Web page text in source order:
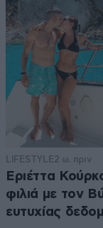
LIFESTYLE 2 ω. πριν
Εριέττα
φιλιά με τον
ευτυχίας